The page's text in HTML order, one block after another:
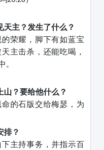
天主？发生了什么？
荣耀，脚下有如蓝宝
主击杀，还能吃喝，
。
山？要给他什么？
的石版交给梅瑟，为
排？
主持事务，并指示百